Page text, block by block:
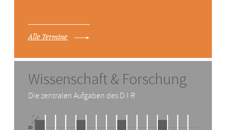
Alle Termine
Wissenschaft & Forschung
Die zentralen Aufgaben des D·I·R